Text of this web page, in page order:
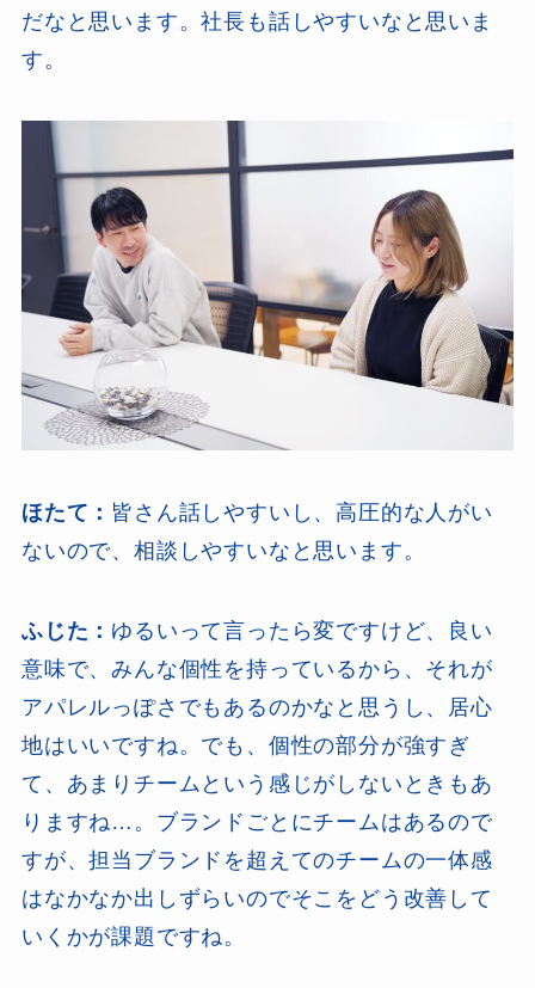
だなと思います。社長も話しやすいなと思いま
す。
ほたて： 皆さん話しやすいし、高圧的な人がい
ないので、相談しやすいなと思います。
ふじた： ゆるいって言ったら変ですけど、良い
意味で、みんな個性を持っているから、それが
アパレルっぽさでもあるのかなと思うし、居心
地はいいですね。でも、個性の部分が強すぎ
て、あまりチームという感じがしないときもあ
りますね…。ブランドごとにチームはあるので
すが、担当ブランドを超えてのチームの一体感
はなかなか出しずらいのでそこをどう改善して
いくかが課題ですね。